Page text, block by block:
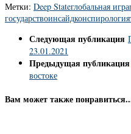
Метки: Deep Stateглобальная игра
государствоинсайдконспирология
Следующая публикация
23.01.2021
Предыдущая публикация
востоке
Вам может также